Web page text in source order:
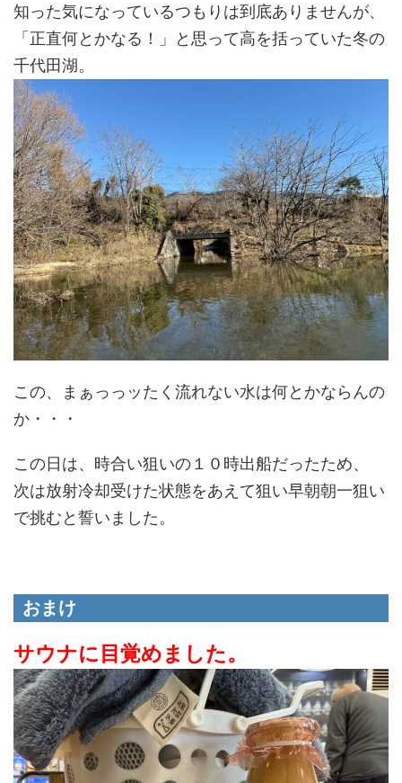
知った気になっているつもりは到底ありませんが、
「正直何とかなる！」と思って高を括っていた冬の
千代田湖。
この、まぁっっッたく流れない水は何とかならんの
か・・・
この日は、時合い狙いの１０時出船だったため、
次は放射冷却受けた状態をあえて狙い早朝朝一狙い
で挑むと誓いました。
おまけ
サウナに目覚めました。